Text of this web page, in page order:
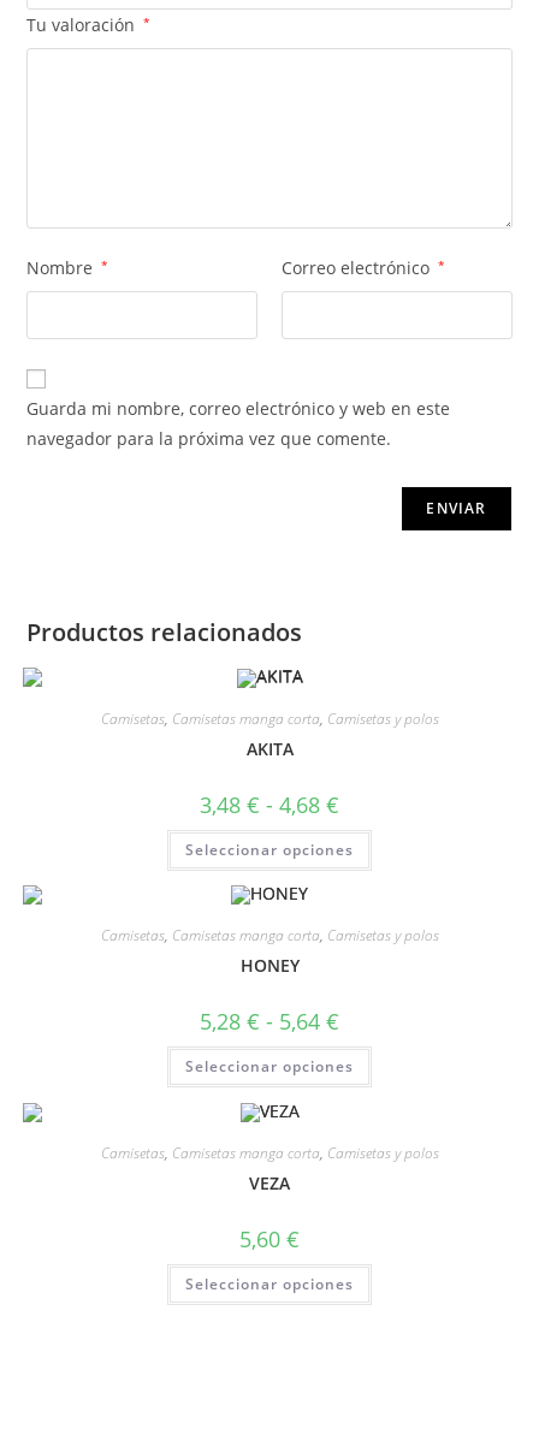
Tu valoración *
Nombre * Correo electrónico *
Guarda mi nombre, correo electrónico y web en este
navegador para la próxima vez que comente.
Productos relacionados
Camisetas, Camisetas manga corta, Camisetas y polos
AKITA
3,48 € - 4,68 €
Seleccionar opciones
Camisetas, Camisetas manga corta, Camisetas y polos
HONEY
5,28 € - 5,64 €
Seleccionar opciones
Camisetas, Camisetas manga corta, Camisetas y polos
VEZA
5,60 €
Seleccionar opciones